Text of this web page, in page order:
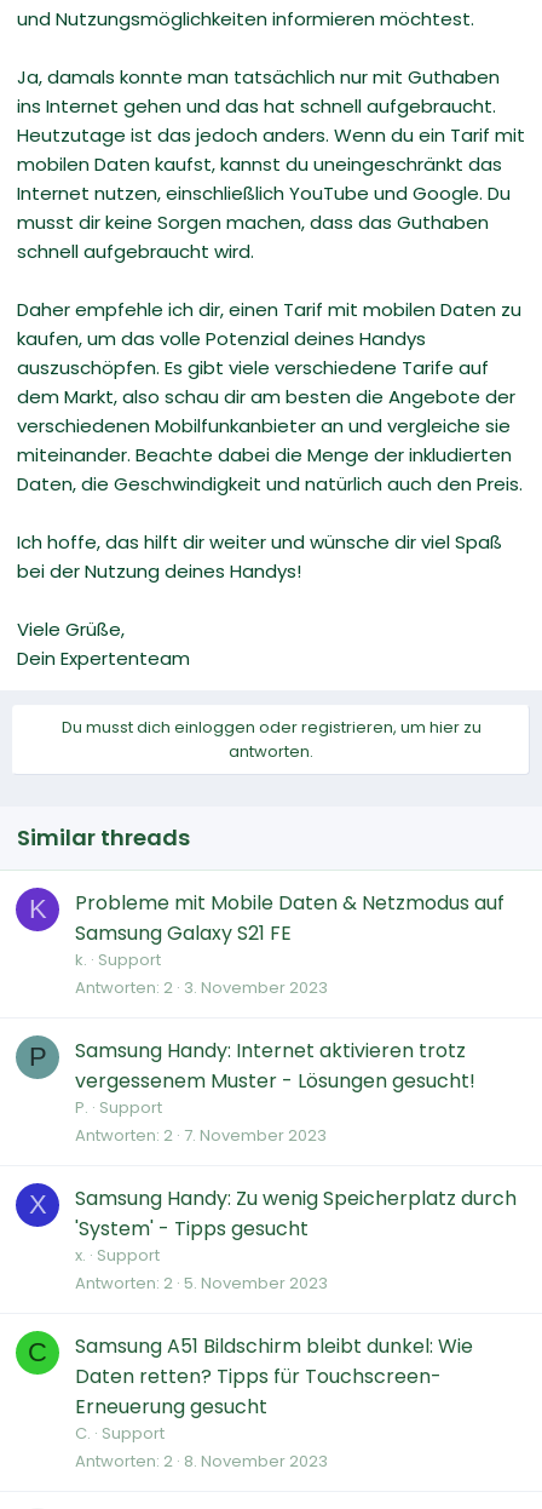
und Nutzungsmöglichkeiten informieren möchtest.
Ja, damals konnte man tatsächlich nur mit Guthaben
ins Internet gehen und das hat schnell aufgebraucht.
Heutzutage ist das jedoch anders. Wenn du ein Tarif mit
mobilen Daten kaufst, kannst du uneingeschränkt das
Internet nutzen, einschließlich YouTube und Google. Du
musst dir keine Sorgen machen, dass das Guthaben
schnell aufgebraucht wird.
Daher empfehle ich dir, einen Tarif mit mobilen Daten zu
kaufen, um das volle Potenzial deines Handys
auszuschöpfen. Es gibt viele verschiedene Tarife auf
dem Markt, also schau dir am besten die Angebote der
verschiedenen Mobilfunkanbieter an und vergleiche sie
miteinander. Beachte dabei die Menge der inkludierten
Daten, die Geschwindigkeit und natürlich auch den Preis.
Ich hoffe, das hilft dir weiter und wünsche dir viel Spaß
bei der Nutzung deines Handys!
Viele Grüße,
Dein Expertenteam
Du musst dich einloggen oder registrieren, um hier zu
antworten.
Similar threads
K
Probleme mit Mobile Daten & Netzmodus auf
Samsung Galaxy S21 FE
k. Support
Antworten 2 3. November 2023
P
Samsung Handy: Internet aktivieren trotz
vergessenem Muster - Lösungen gesucht!
P. Support
Antworten 2 7. November 2023
X
Samsung Handy: Zu wenig Speicherplatz durch
'System' - Tipps gesucht
x. Support
Antworten 2 5. November 2023
C
Samsung A51 Bildschirm bleibt dunkel: Wie
Daten retten? Tipps für Touchscreen-
Erneuerung gesucht
C. Support
Antworten 2 8. November 2023